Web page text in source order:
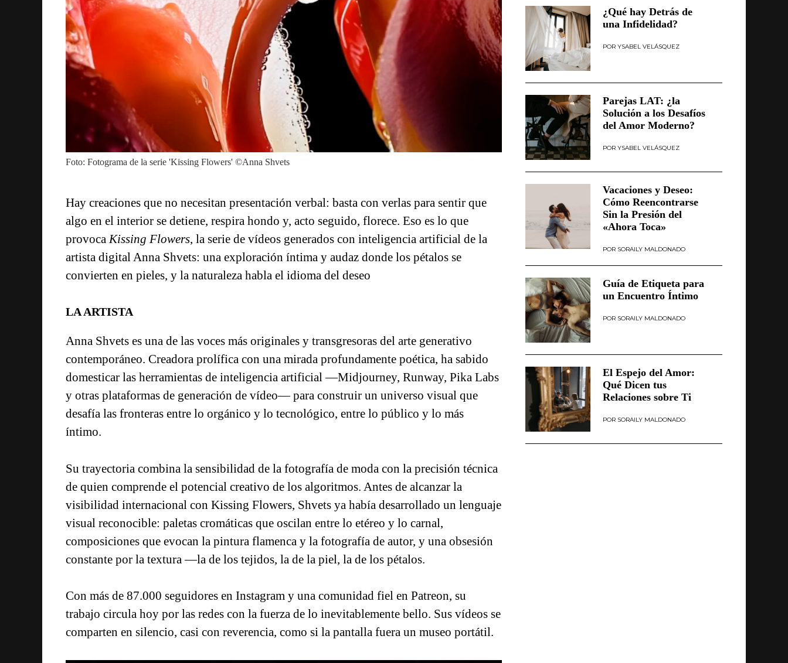
Foto: Fotograma de la serie 'Kissing Flowers' ©Anna Shvets
Hay creaciones que no necesitan presentación verbal: basta con verlas para sentir que
algo en el interior se detiene, respira hondo y, acto seguido, florece. Eso es lo que
provocaKissing Flowers, la serie de vídeos generados con inteligencia artificial de la
artista digital Anna Shvets: una exploración íntima y audaz donde los pétalos se
convierten en pieles, y la naturaleza habla el idioma del deseo
LA ARTISTA
Anna Shvets es una de las voces más originales y transgresoras del arte generativo
contemporáneo. Creadora prolífica con una mirada profundamente poética, ha sabido
domesticar las herramientas de inteligencia artificial —Midjourney, Runway, Pika Labs
y otras plataformas de generación de vídeo— para construir un universo visual que
desafía las fronteras entre lo orgánico y lo tecnológico, entre lo público y lo más
íntimo.
Su trayectoria combina la sensibilidad de la fotografía de moda con la precisión técnica
de quien comprende el potencial creativo de los algoritmos. Antes de alcanzar la
visibilidad internacional con Kissing Flowers, Shvets ya había desarrollado un lenguaje
visual reconocible: paletas cromáticas que oscilan entre lo etéreo y lo carnal,
composiciones que evocan la pintura flamenca y la fotografía de autor, y una obsesión
constante por la textura —la de los tejidos, la de la piel, la de los pétalos.
Con más de 87.000 seguidores en Instagram y una comunidad fiel en Patreon, su
trabajo circula hoy por las redes con la fuerza de lo inevitablemente bello. Sus vídeos se
comparten en silencio, casi con reverencia, como si la pantalla fuera un museo portátil.
¿Qué hay Detrás de
una Infidelidad?
YSABEL VELÁSQUEZ
Parejas LAT: ¿la
Solución a los Desafíos
del Amor Moderno?
YSABEL VELÁSQUEZ
Vacaciones y Deseo:
Cómo Reencontrarse
Sin la Presión del
«Ahora Toca»
SORAILY MALDONADO
Guía de Etiqueta para
un Encuentro Íntimo
SORAILY MALDONADO
El Espejo del Amor:
Qué Dicen tus
Relaciones sobre Ti
SORAILY MALDONADO